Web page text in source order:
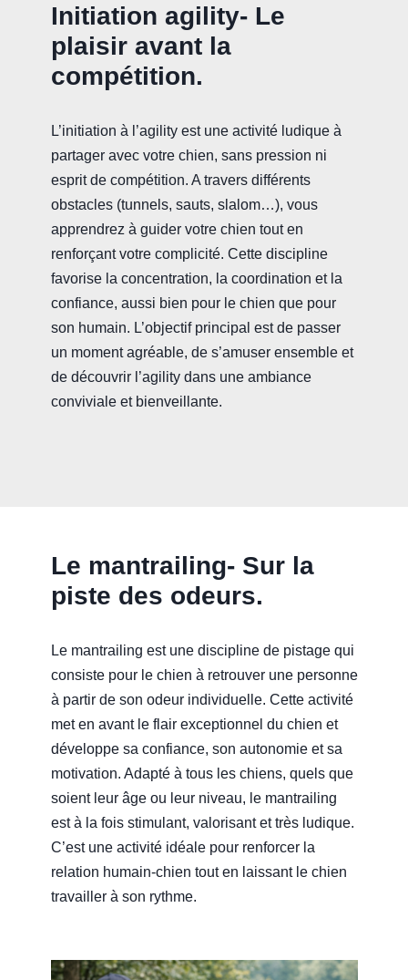
Initiation agility- Le
plaisir avant la
compétition.
L’initiation à l’agility est une activité ludique à
partager avec votre chien, sans pression ni
esprit de compétition. A travers différents
obstacles (tunnels, sauts, slalom…), vous
apprendrez à guider votre chien tout en
renforçant votre complicité. Cette discipline
favorise la concentration, la coordination et la
confiance, aussi bien pour le chien que pour
son humain. L’objectif principal est de passer
un moment agréable, de s’amuser ensemble et
de découvrir l’agility dans une ambiance
conviviale et bienveillante.
Le mantrailing- Sur la
piste des odeurs.
Le mantrailing est une discipline de pistage qui
consiste pour le chien à retrouver une personne
à partir de son odeur individuelle. Cette activité
met en avant le flair exceptionnel du chien et
développe sa confiance, son autonomie et sa
motivation. Adapté à tous les chiens, quels que
soient leur âge ou leur niveau, le mantrailing
est à la fois stimulant, valorisant et très ludique.
C’est une activité idéale pour renforcer la
relation humain-chien tout en laissant le chien
travailler à son rythme.